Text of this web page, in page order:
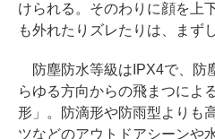
けられる。そのわりに顔を上
も外れたりズレたりは、まず
防塵防水等級はIPX4で、防
らゆる方向からの飛まつによ
形」。防滴形や防雨型よりも
ツなどのアウトドアシーンや